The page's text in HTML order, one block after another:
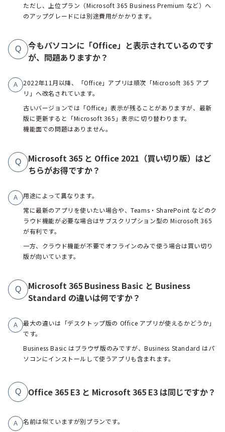
ただし、上位プラン（Microsoft 365 Business Premium など）へ
のアップグレードには別途費用がかかります。
Q
今もパソコンに「Office」と表示されているのです
が、問題ありますか？
A
2022年11月以降、「Office」アプリは順次「Microsoft 365 アプ
リ」へ改名されています。
古いバージョンでは「Office」表示が残ることがありますが、最新
版に更新すると「Microsoft 365」表示に切り替わります。
機能面での問題はありません。
Q
Microsoft 365 と Office 2021（買い切り版）はど
ちらがお得ですか？
A
用途によって異なります。
常に最新のアプリを使いたい場合や、Teams・SharePoint などのク
ラウド機能が必要な場合はサブスクリプション型の Microsoft 365
が有利です。
一方、クラウド機能が不要でオフラインのみで使う場合は買い切り
版が向いています。
Q
Microsoft 365 Business Basic と Business
Standard の違いは何ですか？
A
最大の違いは「デスクトップ版の Office アプリが使えるかどうか」
です。
Business Basic はブラウザ版のみですが、Business Standard はパ
ソコンにインストールして使うアプリも含まれます。
Q Office 365 E3 と Microsoft 365 E3 は同じですか？
A
名前は似ていますが別プランです。